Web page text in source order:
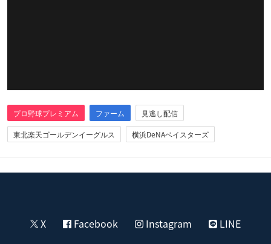
プロ野球プレミアム ファーム
見逃し配信
東北楽天ゴールデンイーグルス
横浜DeNAベイスターズ
X Facebook Instagram LINE